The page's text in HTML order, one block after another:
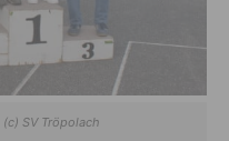
SV Tröpolach